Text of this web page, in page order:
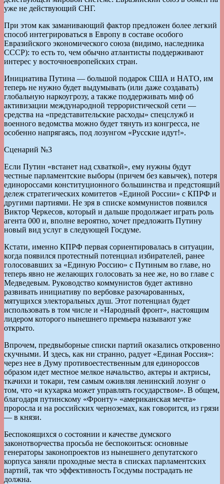
уже не действующий СНГ.
При этом как заманивающий фактор предложен более легкий
способ интегрироваться в Европу в составе особого
Евразийского экономического союза (видимо, наследника
СССР): то есть то, чем обычно атлантисты поддерживают
интерес у восточноевропей­ских стран.
Инициатива Путина — большой подарок США и НАТО, им
теперь не нужно будет выдумывать (или даже создавать)
глобальную наркоугрозу, а также поддерживать миф об
активизации международной террористической сети —
средства на «представительские расходы» спецслужб и
военного ведомства можно будет тянуть из конгресса, не
особенно напрягаясь, под лозунгом «Русские идут!».
Сценарий №3
Если Путин «встанет над схваткой», ему нужны будут
честные парламентские выборы (причем без кавычек), потеря
единороссами конституционного большинства и предстоящий
дележ стратегических комитетов «Единой России» с КПРФ и
другими партиями. Не зря в списке коммунистов появился
Виктор Черкесов, который и дальше продолжает играть роль
агента 000 и, вполне вероятно, хочет предложить Путину
новый вид услуг в следующей Госдуме.
Кстати, именно КПРФ первая сориентировалась в ситуации,
когда появился протестный потенциал избирателей, ранее
голосовавших за «Единую Россию» с Путиным во главе, но
теперь явно не желающих голосовать за нее же, но во главе с
Медведевым. Руководство коммунистов будет активно
развивать инициативу по вербовке разочарованных,
мятущихся электоральных душ. Этот потенциал будет
использовать в том числе и «Народный фронт», настоящим
лидером которого нынешнего премьера называют уже
открыто.
Впрочем, предвыборные списки партий оказались откровенно
скучными. И здесь, как ни странно, радует «Единая Россия»:
через нее в Думу противоестественным для единороссов
образом идет местное мелкое начальство, актеры и актрисы,
ткачихи и токари, тем самым оживляя ленин­ский лозунг о
том, что «и кухарка может управлять государством». В общем,
благодаря путинскому «Фронту» «американская мечта»
проросла и на российских черноземах, как говорится, из грязи
— в князи.
Беспокоящихся о состоянии и качестве думского
законотворчества просьба не беспокоиться: основные
генераторы законопроектов из нынешнего депутатского
корпуса заняли проходные места в списках парламентских
партий, так что эффективность Госдумы пострадать не
должна.